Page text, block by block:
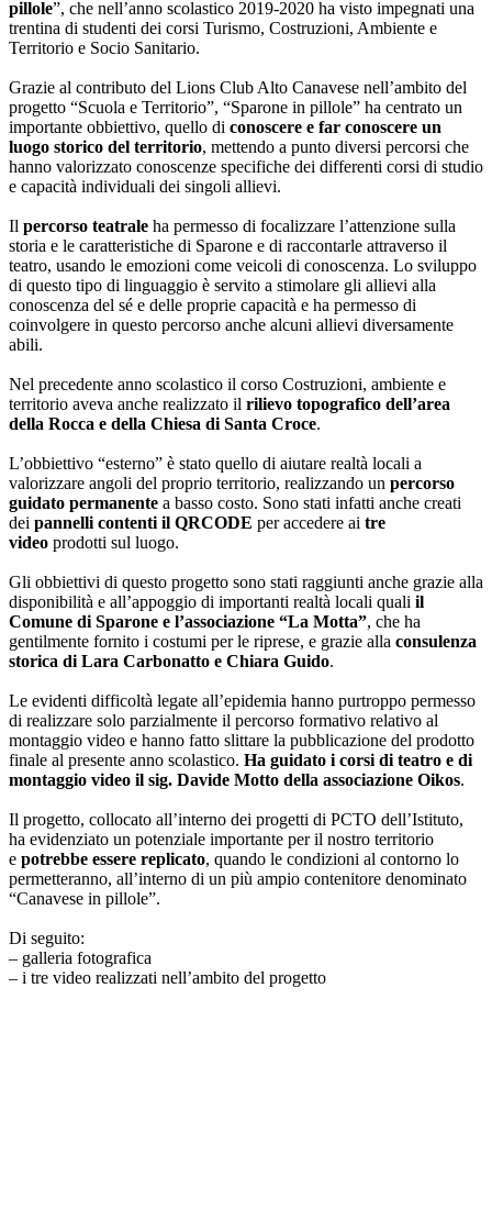
pillole”, che nell’anno scolastico 2019-2020 ha visto impegnati una
trentina di studenti dei corsi Turismo, Costruzioni, Ambiente e
Territorio e Socio Sanitario.
Grazie al contributo del Lions Club Alto Canavese nell’ambito del
progetto “Scuola e Territorio”, “Sparone in pillole” ha centrato un
importante obbiettivo, quello di conoscere e far conoscere un
luogo storico del territorio, mettendo a punto diversi percorsi che
hanno valorizzato conoscenze specifiche dei differenti corsi di studio
e capacità individuali dei singoli allievi.
Il percorso teatrale ha permesso di focalizzare l’attenzione sulla
storia e le caratteristiche di Sparone e di raccontarle attraverso il
teatro, usando le emozioni come veicoli di conoscenza. Lo sviluppo
di questo tipo di linguaggio è servito a stimolare gli allievi alla
conoscenza del sé e delle proprie capacità e ha permesso di
coinvolgere in questo percorso anche alcuni allievi diversamente
abili.
Nel precedente anno scolastico il corso Costruzioni, ambiente e
territorio aveva anche realizzato il rilievo topografico dell’area
della Rocca e della Chiesa di Santa Croce.
L’obbiettivo “esterno” è stato quello di aiutare realtà locali a
valorizzare angoli del proprio territorio, realizzando un percorso
guidato permanente a basso costo. Sono stati infatti anche creati
dei pannelli contenti il QRCODE per accedere ai tre
video prodotti sul luogo.
Gli obbiettivi di questo progetto sono stati raggiunti anche grazie alla
disponibilità e all’appoggio di importanti realtà locali quali il
Comune di Sparone e l’associazione “La Motta”, che ha
gentilmente fornito i costumi per le riprese, e grazie alla consulenza
storica di Lara Carbonatto e Chiara Guido.
Le evidenti difficoltà legate all’epidemia hanno purtroppo permesso
di realizzare solo parzialmente il percorso formativo relativo al
montaggio video e hanno fatto slittare la pubblicazione del prodotto
finale al presente anno scolastico. Ha guidato i corsi di teatro e di
montaggio video il sig. Davide Motto della associazione Oikos.
Il progetto, collocato all’interno dei progetti di PCTO dell’Istituto,
ha evidenziato un potenziale importante per il nostro territorio
e potrebbe essere replicato, quando le condizioni al contorno lo
permetteranno, all’interno di un più ampio contenitore denominato
“Canavese in pillole”.
Di seguito:
– galleria fotografica
– i tre video realizzati nell’ambito del progetto